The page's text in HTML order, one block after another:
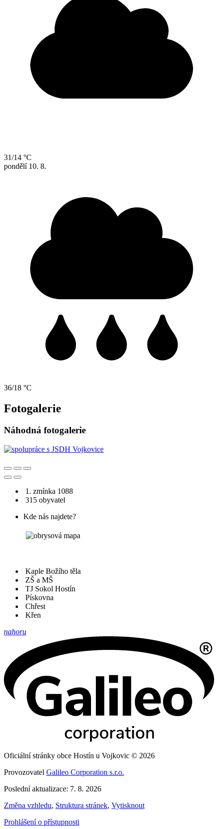
31/14 °C
pondělí 10. 8.
36/18 °C
Fotogalerie
Náhodná fotogalerie
1. zmínka 1088
315 obyvatel
Kde nás najdete?
Kaple Božího těla
ZŠ a MŠ
TJ Sokol Hostín
Pískovna
Chřest
Křen
nahoru
Oficiální stránky obce Hostín u Vojkovic © 2026
Provozovatel Galileo Corporation s.r.o.
Poslední aktualizace: 7. 8. 2026
Změna vzhledu, Struktura stránek, Vytisknout
Prohlášení o přístupnosti